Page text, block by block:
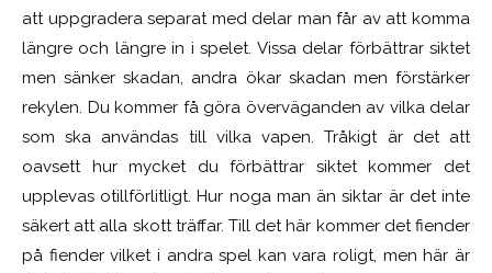
att uppgradera separat med delar man får av att komma
längre och längre in i spelet. Vissa delar förbättrar siktet
men sänker skadan, andra ökar skadan men förstärker
rekylen. Du kommer få göra överväganden av vilka delar
som ska användas till vilka vapen. Tråkigt är det att
oavsett hur mycket du förbättrar siktet kommer det
upplevas otillförlitligt. Hur noga man än siktar är det inte
säkert att alla skott träffar. Till det här kommer det fiender
på fiender vilket i andra spel kan vara roligt, men här är